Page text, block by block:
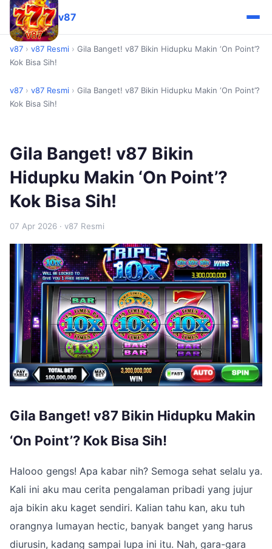
v87
v87 › v87 Resmi › Gila Banget! v87 Bikin Hidupku Makin ‘On Point’?
Kok Bisa Sih!
v87 › v87 Resmi › Gila Banget! v87 Bikin Hidupku Makin ‘On Point’?
Kok Bisa Sih!
Gila Banget! v87 Bikin
Hidupku Makin ‘On Point’?
Kok Bisa Sih!
07 Apr 2026 · v87 Resmi
Gila Banget! v87 Bikin Hidupku Makin
‘On Point’? Kok Bisa Sih!
Halooo gengs! Apa kabar nih? Semoga sehat selalu ya.
Kali ini aku mau cerita pengalaman pribadi yang jujur
aja bikin aku kaget sendiri. Kalian tahu kan, aku tuh
orangnya lumayan hectic, banyak banget yang harus
diurusin, kadang sampai lupa ini itu. Nah, gara-gara